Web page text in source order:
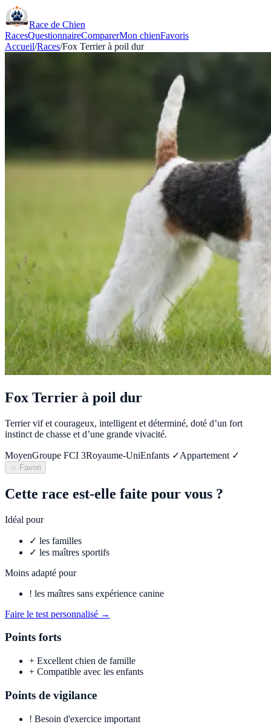
Race de Chien
RacesQuestionnaireComparerMon chienFavoris
Accueil/Races/Fox Terrier à poil dur
Fox Terrier à poil dur
Terrier vif et courageux, intelligent et déterminé, doté d’un fort
instinct de chasse et d’une grande vivacité.
MoyenGroupe FCI 3Royaume-UniEnfants ✓Appartement ✓
☆ Favori
Cette race est-elle faite pour vous ?
Idéal pour
✓ les familles
✓ les maîtres sportifs
Moins adapté pour
! les maîtres sans expérience canine
Faire le test personnalisé →
Points forts
+ Excellent chien de famille
+ Compatible avec les enfants
Points de vigilance
! Besoin d'exercice important